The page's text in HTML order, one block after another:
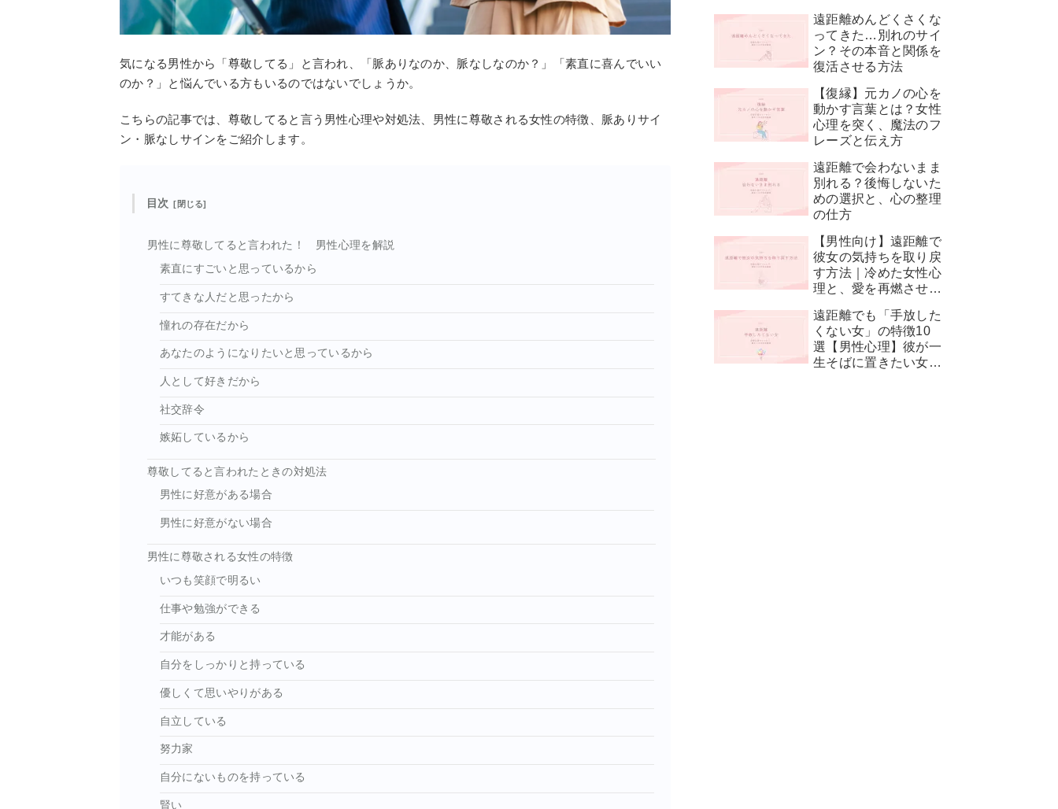
気になる男性から「尊敬してる」と言われ、「脈ありなのか、脈なしなのか？」「素直に喜んでいい
のか？」と悩んでいる方もいるのではないでしょうか。
こちらの記事では、尊敬してると言う男性心理や対処法、男性に尊敬される女性の特徴、脈ありサイ
ン・脈なしサインをご紹介します。
目次
男性に尊敬してると言われた！ 男性心理を解説
素直にすごいと思っているから
すてきな人だと思ったから
憧れの存在だから
あなたのようになりたいと思っているから
人として好きだから
社交辞令
嫉妬しているから
尊敬してると言われたときの対処法
男性に好意がある場合
男性に好意がない場合
男性に尊敬される女性の特徴
いつも笑顔で明るい
仕事や勉強ができる
才能がある
自分をしっかりと持っている
優しくて思いやりがある
自立している
努力家
自分にないものを持っている
賢い
遠距離めんどくさくな
ってきた…別れのサイ
ン？その本音と関係を
復活させる方法
【復縁】元カノの心を
動かす言葉とは？女性
心理を突く、魔法のフ
レーズと伝え方
遠距離で会わないまま
別れる？後悔しないた
めの選択と、心の整理
の仕方
【男性向け】遠距離で
彼女の気持ちを取り戻
す方法｜冷めた女性心
理と、愛を再燃させる
遠距離でも「手放した
くない女」の特徴10
選【男性心理】彼が一
生そばに置きたい女性